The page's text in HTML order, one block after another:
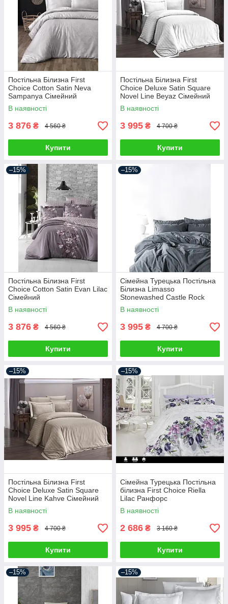
Постільна Білизна First
Choice Cotton Satin Neva
Sampanya Сімейний
В наявності
3 876 ₴ 4 560 ₴
Купити
Постільна Білизна First
Choice Deluxe Satin Square
Novel Line Beyaz Сімейний
В наявності
3 995 ₴ 4 700 ₴
Купити
–15%
Постільна Білизна First
Choice Cotton Satin Evan Lilac
Сімейний
В наявності
3 876 ₴ 4 560 ₴
Купити
–15%
Сімейна Турецька Постільна
Білизна Limasso
Stonewashed Castle Rock
Варена Бавовна
В наявності
3 995 ₴ 4 700 ₴
Купити
–15%
Постільна Білизна First
Choice Deluxe Satin Square
Novel Line Kahve Сімейний
В наявності
3 995 ₴ 4 700 ₴
Купити
–15%
Сімейна Турецька Постільна
білизна First Choice Riella
Lilac Ранфорс
В наявності
2 686 ₴ 3 160 ₴
Купити
–15% –15%